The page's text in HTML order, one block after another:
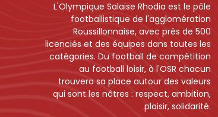
L'Olympique Salaise Rhodia est le pôle
footballistique de l'agglomération
Roussillonnaise, avec près de 500
licenciés et des équipes dans toutes les
catégories. Du football de compétition
au football loisir, à l'OSR chacun
trouvera sa place autour des valeurs
qui sont les nôtres : respect, ambition,
plaisir, solidarité.